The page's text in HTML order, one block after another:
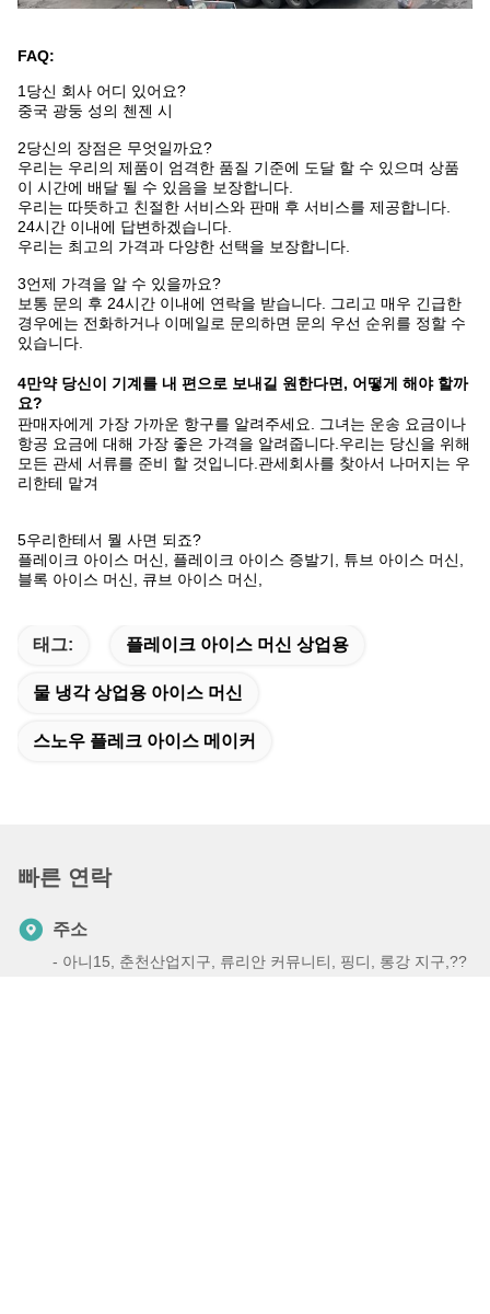
FAQ:
1당신 회사 어디 있어요?
중국 광둥 성의 첸젠 시
2당신의 장점은 무엇일까요?
우리는 우리의 제품이 엄격한 품질 기준에 도달 할 수 있으며 상품
이 시간에 배달 될 수 있음을 보장합니다.
우리는 따뜻하고 친절한 서비스와 판매 후 서비스를 제공합니다.
24시간 이내에 답변하겠습니다.
우리는 최고의 가격과 다양한 선택을 보장합니다.
3언제 가격을 알 수 있을까요?
보통 문의 후 24시간 이내에 연락을 받습니다. 그리고 매우 긴급한
경우에는 전화하거나 이메일로 문의하면 문의 우선 순위를 정할 수
있습니다.
4만약 당신이 기계를 내 편으로 보내길 원한다면, 어떻게 해야 할까
요?
판매자에게 가장 가까운 항구를 알려주세요. 그녀는 운송 요금이나
항공 요금에 대해 가장 좋은 가격을 알려줍니다.우리는 당신을 위해
모든 관세 서류를 준비 할 것입니다.관세회사를 찾아서 나머지는 우
리한테 맡겨
5우리한테서 뭘 사면 되죠?
플레이크 아이스 머신, 플레이크 아이스 증발기, 튜브 아이스 머신,
블록 아이스 머신, 큐브 아이스 머신,
태그: 플레이크 아이스 머신 상업용
물 냉각 상업용 아이스 머신
스노우 플레크 아이스 메이커
빠른 연락
주소
- 아니15, 춘천산업지구, 류리안 커뮤니티, 핑디, 롱강 지구,??